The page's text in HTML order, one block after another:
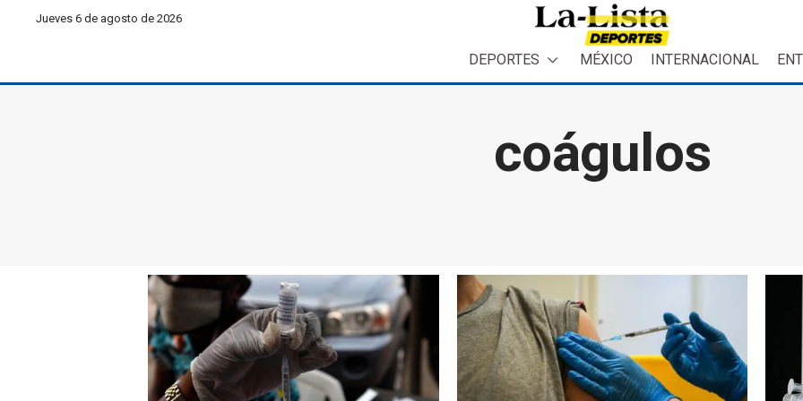
Jueves 6 de agosto de 2026
DEPORTES MÉXICO INTERNACIONAL
coágulos